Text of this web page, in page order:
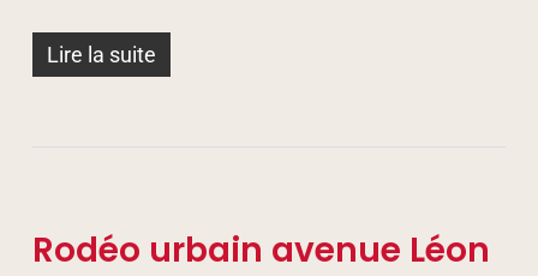
Lire la suite
Rodéo urbain avenue Léon